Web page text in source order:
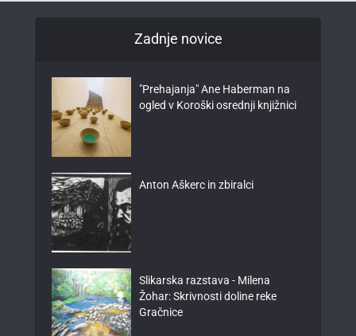
Zadnje novice
"Prehajanja" Ane Haberman na
ogled v Koroški osrednji knjižnici
Anton Aškerc in zbiralci
Slikarska razstava - Milena
Žohar: Skrivnosti doline reke
Gračnice